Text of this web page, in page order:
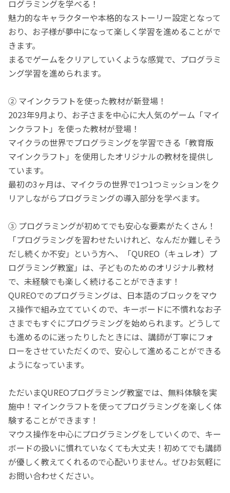
ログラミングを学べる！
魅力的なキャラクターや本格的なストーリー設定となって
おり、お子様が夢中になって楽しく学習を進めることがで
きます。
まるでゲームをクリアしていくような感覚で、プログラミ
ング学習を進められます。
② マインクラフトを使った教材が新登場！
2023年9月より、お子さまを中心に大人気のゲーム「マイ
ンクラフト」を使った教材が登場！
マイクラの世界でプログラミングを学習できる「教育版
マインクラフト」を使用したオリジナルの教材を提供し
ています。
最初の3ヶ月は、マイクラの世界で1つ1つミッションをク
リアしながらプログラミングの導入部分を学べます。
③ プログラミングが初めてでも安心な要素がたくさん！
「プログラミングを習わせたいけれど、なんだか難しそう
だし続くか不安」という方へ、「QUREO（キュレオ）プ
ログラミング教室」は、子どものためのオリジナル教材
で、未経験でも楽しく続けることができます！
QUREOでのプログラミングは、日本語のブロックをマウ
ス操作で組み立てていくので、キーボードに不慣れなお子
さまでもすぐにプログラミングを始められます。どうして
も進めるのに迷ったりしたときには、講師が丁寧にフォ
ローをさせていただくので、安心して進めることができる
ようになっています。
ただいまQUREOプログラミング教室では、無料体験を実
施中！マインクラフトを使ってプログラミングを楽しく体
験することができます！
マウス操作を中心にプログラミングをしていくので、キー
ボードの扱いに慣れていなくても大丈夫！初めてでも講師
が優しく教えてくれるので心配いりません。ぜひお気軽に
お問い合わせください。